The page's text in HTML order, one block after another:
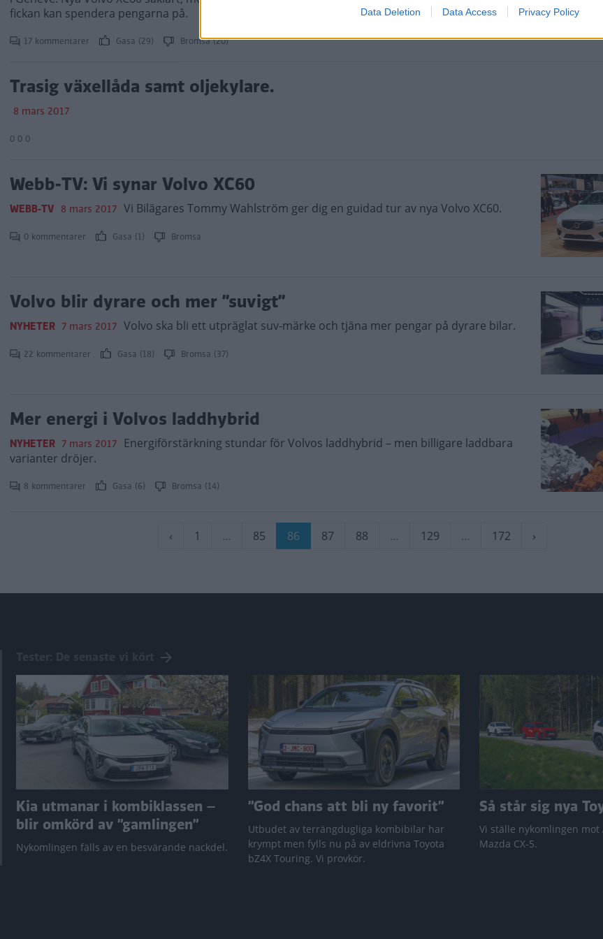
Data Deletion Data Access Privacy Policy
fickan kan spendera pengarna på.
17 kommentarer Gasa (29) Bromsa (20)
Trasig växellåda samt oljekylare.
8 mars 2017
0 0 0
Webb-TV: Vi synar Volvo XC60
WEBB-TV 8 mars 2017 Vi Bilägares Tommy Wahlström ger dig en guidad tur av nya Volvo XC60.
0 kommentarer Gasa (1) Bromsa
Volvo blir dyrare och mer ”suvigt”
NYHETER 7 mars 2017 Volvo ska bli ett utpräglat suv-märke och tjäna mer pengar på dyrare bilar.
22 kommentarer Gasa (18) Bromsa (37)
Mer energi i Volvos laddhybrid
NYHETER 7 mars 2017 Energiförstärkning stundar för Volvos laddhybrid – men billigare laddbara
varianter dröjer.
8 kommentarer Gasa (6) Bromsa (14)
Föregående
‹ Sida
1 … Sida
85
Nuvarande
86 Sida
87 Sida
88 … Sida
129 … Sida
172
Nästa
›
Kia utmanar i kombiklassen –
blir omkörd av ”gamlingen”
Nykomlingen fälls av en besvärande nackdel.
”God chans att bli ny favorit”
Utbudet av terrängdugliga kombibilar har
krympt men fylls nu på av eldrivna Toyota
bZ4X Touring. Vi provkör.
Så står sig nya
Vi ställe nykomlingen mot
Mazda CX-5.